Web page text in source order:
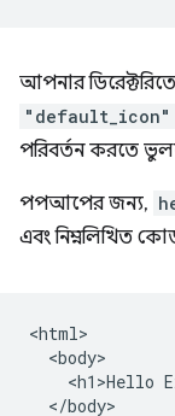
আপনার ডিরেক্টরিতে
"default_icon"
পরিবর্তন করতে
পপআপের জন্য,
এবং নিম্নলিখিত
<html>
  <body>
<h1>Hello
  </body>